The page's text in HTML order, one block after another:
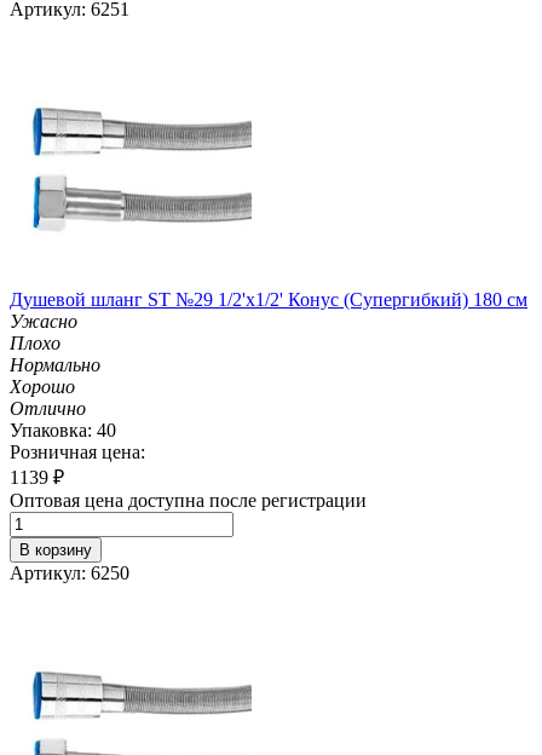
Артикул: 6251
Душевой шланг ST №29 1/2'х1/2' Конус (Супергибкий) 180 см
Ужасно
Плохо
Нормально
Хорошо
Отлично
Упаковка: 40
Розничная цена:
1139 ₽
Оптовая цена доступна после регистрации
В корзину
Артикул: 6250